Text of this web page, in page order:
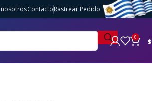
ContactoRastrear Pedido
0 $